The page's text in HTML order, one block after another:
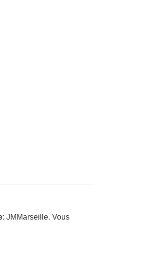
: JMMarseille. Vous